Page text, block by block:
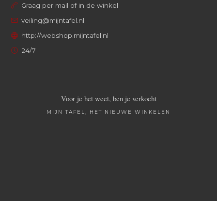
Graag per mail of in de winkel
veiling@mijntafel.nl
http://webshop.mijntafel.nl
24/7
Voor je het weet, ben je verkocht
MIJN TAFEL, HET NIEUWE WINKELEN